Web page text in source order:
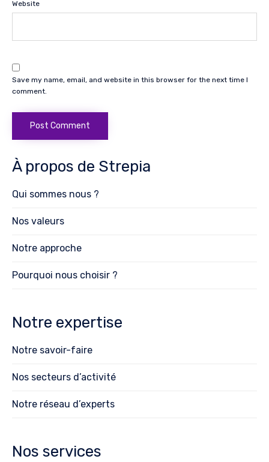
Website
Save my name, email, and website in this browser for the next time I
comment.
À propos de Strepia
Qui sommes nous ?
Nos valeurs
Notre approche
Pourquoi nous choisir ?
Notre expertise
Notre savoir-faire
Nos secteurs d’activité
Notre réseau d’experts
Nos services